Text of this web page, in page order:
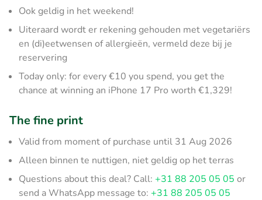
Ook geldig in het weekend!
Uiteraard wordt er rekening gehouden met vegetariërs
en (di)eetwensen of allergieën, vermeld deze bij je
reservering
Today only: for every €10 you spend, you get the
chance at winning an iPhone 17 Pro worth €1,329!
The fine print
Valid from moment of purchase until 31 Aug 2026
Alleen binnen te nuttigen, niet geldig op het terras
Questions about this deal? Call: +31 88 205 05 05 or
send a WhatsApp message to: +31 88 205 05 05